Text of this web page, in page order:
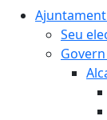
Seu